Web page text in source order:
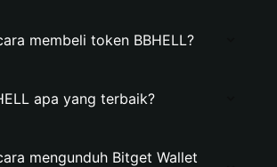
membeli token BBHELL?
apa yang terbaik?
mengunduh Bitget Wallet